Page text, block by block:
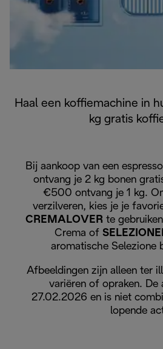
Haal een koffiemachine in
kg gratis
Bij aankoop van een
ontvang je 2 kg bonen
€500 ontvang je 1 kg.
verzilveren, kies je je
CREMALOVER te
Crema of
aromatische Selezione
Afbeeldingen zijn alleen ter
variëren of opraken.
27.02.2026 en is niet
lopende